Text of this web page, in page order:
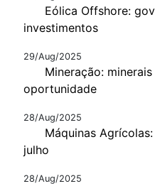
Eólica Offshore:
investimentos
29/Aug/2025
Mineração:
oportunidade
28/Aug/2025
Máquinas
julho
28/Aug/2025